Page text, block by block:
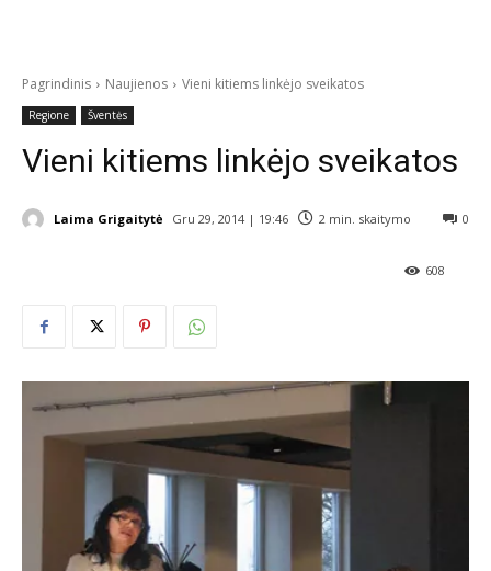
Pagrindinis Naujienos Vieni kitiems linkėjo sveikatos
Regione Šventės
Vieni kitiems linkėjo sveikatos
Laima Grigaitytė Gru 29, 2014 | 19:46 2 min. skaitymo 0
608